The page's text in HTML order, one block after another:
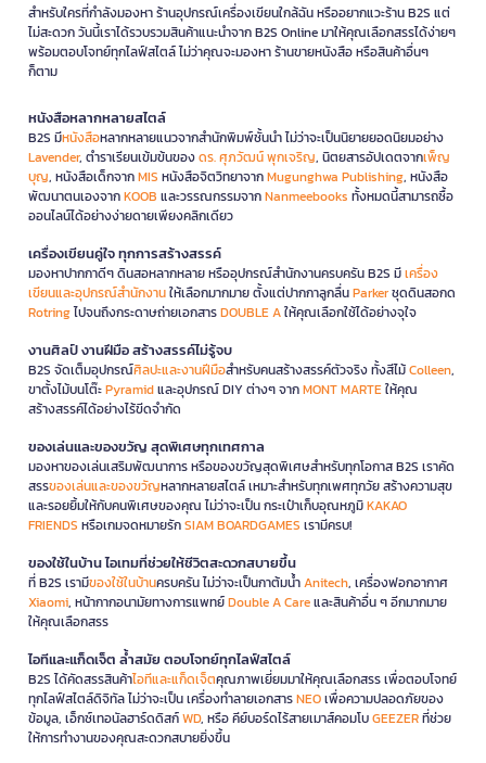
สำหรับใครที่กำลังมองหา ร้านอุปกรณ์เครื่องเขียนใกล้ฉัน หรืออยากแวะร้าน B2S แต่
ไม่สะดวก วันนี้เราได้รวบรวมสินค้าแนะนำจาก B2S Online มาให้คุณเลือกสรรได้ง่ายๆ
พร้อมตอบโจทย์ทุกไลฟ์สไตล์ ไม่ว่าคุณจะมองหา ร้านขายหนังสือ หรือสินค้าอื่นๆ
ก็ตาม
หนังสือหลากหลายสไตล์
B2S มีหนังสือหลากหลายแนวจากสำนักพิมพ์ชั้นนำ ไม่ว่าจะเป็นนิยายยอดนิยมอย่าง
Lavender, ตำราเรียนเข้มข้นของดร. ศุภวัฒน์ พุกเจริญ, นิตยสารอัปเดตจากเพ็ญ
บุญ, หนังสือเด็กจากMIS หนังสือจิตวิทยาจากMugunghwa Publishing, หนังสือ
พัฒนาตนเองจากKOOB และวรรณกรรมจากNanmeebooks ทั้งหมดนี้สามารถซื้อ
ออนไลน์ได้อย่างง่ายดายเพียงคลิกเดียว
เครื่องเขียนคู่ใจ ทุกการสร้างสรรค์
มองหาปากกาดีๆ ดินสอหลากหลาย หรืออุปกรณ์สำนักงานครบครัน B2S มีเครื่อง
เขียนและอุปกรณ์สำนักงานให้เลือกมากมาย ตั้งแต่ปากกาลูกลื่นParkerชุดดินสอกด
Rotringไปจนถึงกระดาษถ่ายเอกสารDOUBLE Aให้คุณเลือกใช้ได้อย่างจุใจ
งานศิลป์ งานฝีมือ สร้างสรรค์ไม่รู้จบ
B2S จัดเต็มอุปกรณ์ศิลปะและงานฝีมือสำหรับคนสร้างสรรค์ตัวจริง ทั้งสีไม้Colleen,
ขาตั้งไม้บนโต๊ะPyramidและอุปกรณ์ DIY ต่างๆ จากMONT MARTEให้คุณ
สร้างสรรค์ได้อย่างไร้ขีดจำกัด
ของเล่นและของขวัญ สุดพิเศษทุกเทศกาล
มองหาของเล่นเสริมพัฒนาการ หรือของขวัญสุดพิเศษสำหรับทุกโอกาส B2S เราคัด
สรรของเล่นและของขวัญหลากหลายสไตล์ เหมาะสำหรับทุกเพศทุกวัย สร้างความสุข
และรอยยิ้มให้กับคนพิเศษของคุณ ไม่ว่าจะเป็น กระเป๋าเก็บอุณหภูมิKAKAO
FRIENDS หรือเกมจดหมายรักSIAM BOARDGAMES เรามีครบ!
ของใช้ในบ้าน ไอเทมที่ช่วยให้ชีวิตสะดวกสบายขึ้น
ที่ B2S เรามีของใช้ในบ้านครบครัน ไม่ว่าจะเป็นกาต้มน้ำAnitech, เครื่องฟอกอากาศ
Xiaomi, หน้ากากอนามัยทางการแพทย์Double A Careและสินค้าอื่น ๆ อีกมากมาย
ให้คุณเลือกสรร
ไอทีและแก็ดเจ็ต ล้ำสมัย ตอบโจทย์ทุกไลฟ์สไตล์
B2S ได้คัดสรรสินค้าไอทีและแก็ดเจ็ตคุณภาพเยี่ยมมาให้คุณเลือกสรร เพื่อตอบโจทย์
ทุกไลฟ์สไตล์ดิจิทัล ไม่ว่าจะเป็น เครื่องทำลายเอกสารNEOเพื่อความปลอดภัยของ
ข้อมูล, เอ็กซ์เทอนัลฮาร์ดดิสก์WD, หรือ คีย์บอร์ดไร้สายเมาส์คอมโบGEEZERที่ช่วย
ให้การทำงานของคุณสะดวกสบายยิ่งขึ้น